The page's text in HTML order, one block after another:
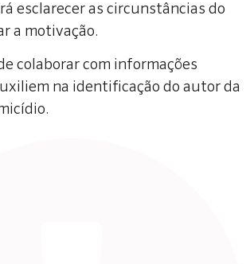
esclarecer as circunstâncias do
a motivação.
colaborar com informações
na identificação do autor da